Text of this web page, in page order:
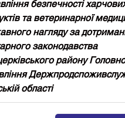
безпечності
та ветеринарної
нагляду за
законодавства
району
області